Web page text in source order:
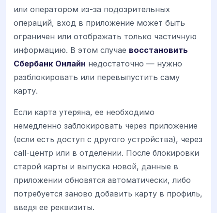
или оператором из-за подозрительных
операций, вход в приложение может быть
ограничен или отображать только частичную
информацию. В этом случае восстановить
Сбербанк Онлайн недостаточно — нужно
разблокировать или перевыпустить саму
карту.
Если карта утеряна, ее необходимо
немедленно заблокировать через приложение
(если есть доступ с другого устройства), через
call-центр или в отделении. После блокировки
старой карты и выпуска новой, данные в
приложении обновятся автоматически, либо
потребуется заново добавить карту в профиль,
введя ее реквизиты.